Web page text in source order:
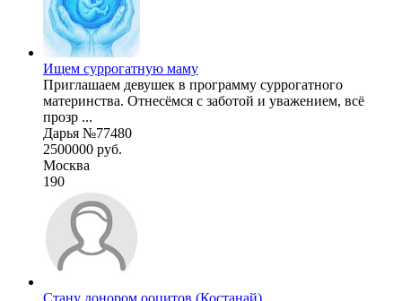
Ищем суррогатную маму
Приглашаем девушек в программу суррогатного
материнства. Отнесёмся с заботой и уважением, всё
прозр ...
Дарья №77480
2500000 руб.
Москва
190
Стану донором ооцитов (Костанай)